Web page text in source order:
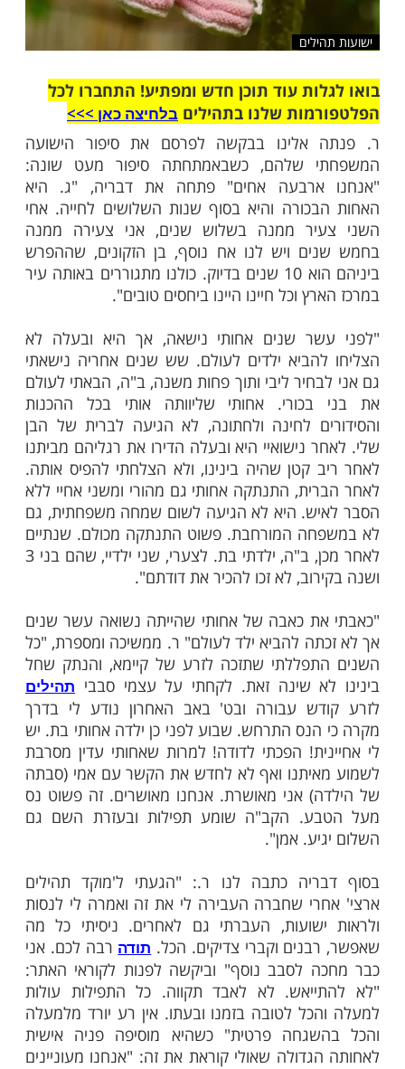
עוד תוכן חדש ומפתיע! התחברו לכל
שלנו בתהיליםבלחיצה כאן >>>​
שלהם, כשבאמתחתה סיפור מעט שונה:
ארבעה אחים" פתחה את דבריה, "ג. היא
והיא בסוף שנות השלושים לחייה. אחי
ממנה בשלוש שנים, אני צעירה ממנה
ויש לנו אח נוסף, בן הזקונים, שההפרש
ביניהם הוא 10 שנים בדיוק. כולנו מתגוררים באותה עיר
וכל חיינו היינו ביחסים טובים".
שנים אחותי נישאה, אך היא ובעלה לא
ילדים לעולם. שש שנים אחריה נישאתי
ליבי ותוך פחות משנה, ב"ה, הבאתי לעולם
אחותי שליוותה אותי בכל ההכנות
לחינה ולחתונה, לא הגיעה לברית של הבן
נישואיי היא ובעלה הדירו את רגליהם מביתנו
קטן שהיה בינינו, ולא הצלחתי להפיס אותה.
התנתקה אחותי גם מהורי ומשני אחיי ללא
היא לא הגיעה לשום שמחה משפחתית, גם
המורחבת. פשוט התנתקה מכולם. שנתיים
לאחר מכן, ב"ה, ילדתי בת. לצערי, שני ילדיי, שהם בני 3
לא זכו להכיר את דודתם".
כאבה של אחותי שהייתה נשואה עשר שנים
להביא ילד לעולם" ר. ממשיכה ומספרת, "כל
שתזכה לזרע של קיימא, והנתק שחל
שינה זאת. לקחתי על עצמי סבביתהילים
עבורה ובט' באב האחרון נודע לי בדרך
התרחש. שבוע לפני כן ילדה אחותי בת. יש